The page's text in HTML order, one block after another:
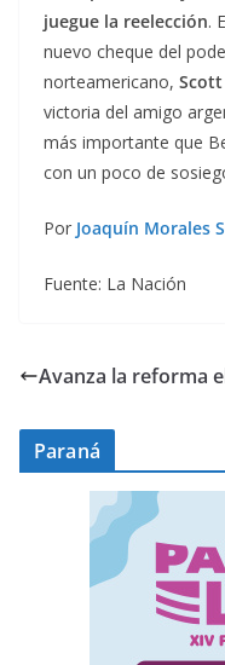
juegue la reelección.
nuevo cheque del
norteamericano,
victoria del amigo
más importante que
con un poco de
Por Joaquín Morales
Fuente: La Nación
Avanza la reforma
Paraná